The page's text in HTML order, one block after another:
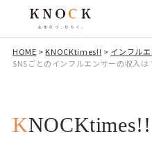
HOME > KNOCKtimes!! > インフル
SNSごとのインフルエンサーの収入は
KNOCKtimes!!